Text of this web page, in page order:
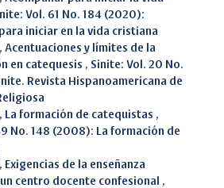
Vol. 61 No. 184 (2020):
iniciar en la vida cristiana
Acentuaciones y límites de la
en catequesis , Sinite: Vol. 20 No.
Revista Hispanoamericana de
La formación de catequistas ,
No. 148 (2008): La formación de
Exigencias de la enseñanza
centro docente confesional ,